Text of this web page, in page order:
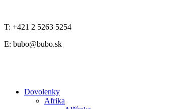
T: +421 2 5263 5254
E: bubo@bubo.sk
Dovolenky
Afrika